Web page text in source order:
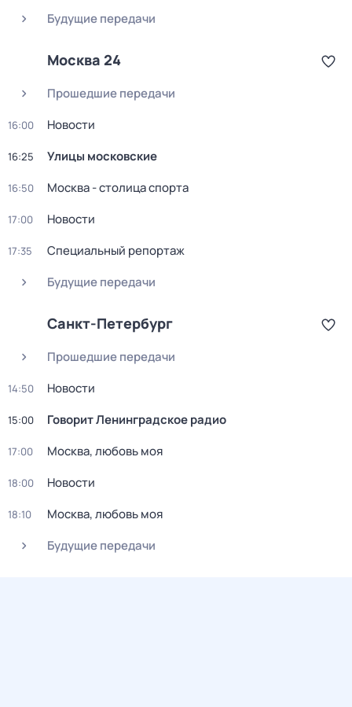
Будущие передачи
Москва 24
Прошедшие передачи
16:00 Новости
16:25 Улицы московские
16:50 Москва - столица спорта
17:00 Новости
17:35
Специальный репортаж
Будущие передачи
Санкт-Петербург
Прошедшие передачи
14:50 Новости
15:00 Говорит Ленинградское радио
17:00 Москва, любовь моя
18:00 Новости
18:10
Москва, любовь моя
Будущие передачи